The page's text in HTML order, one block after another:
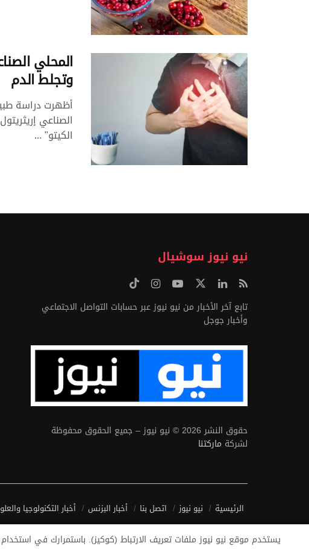
المحلي
وتجلط الدم
أظهرت دراسة
الكيتو" ...
نيو نيوز سوشيال
تابع آخر الأخبار من نيو نيوز عبر حسابات التواصل الاجتماعي
وأخبار جوجل
حقوق النشر 2026 © نيو نيوز – جميع الحقوق محفوظة
لشركة ماركتنا
الرئيسية نيو نيوز اتصل بنا أخبار البزنس أخبار التكنولوجيا
يستخدم موقع نيو نيوز ملفات تعريف الارتباط (كوكيز). باستمرارك في